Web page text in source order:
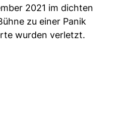
2021 im dichten
zu einer Panik
wurden verletzt.